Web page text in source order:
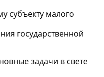
субъекту малого
государственной
задачи в свете